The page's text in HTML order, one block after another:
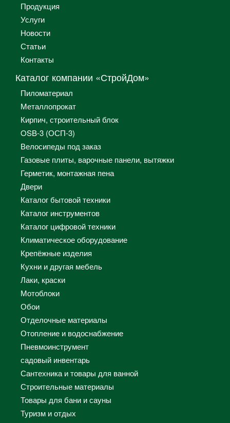
Продукция
Услуги
Новости
Статьи
Контакты
Каталог компании «СтройДом»
Пиломатериал
Металлопрокат
Кирпич, строительный блок
OSB-3 (ОСП-3)
Велосипеды под заказ
Газовые плиты, варочные панели, вытяжки
Герметик, монтажная пена
Двери
Каталог бытовой техники
Каталог инструментов
Каталог цифровой техники
Климатическое оборудование
Крепёжные изделия
Кухни и другая мебель
Лаки, краски
Мотоблоки
Обои
Отделочные материалы
Отопление и водоснабжение
Пневмоинструмент
садовый инвентарь
Сантехника и товары для ванной
Строительные материалы
Товары для бани и сауны
Туризм и отдых